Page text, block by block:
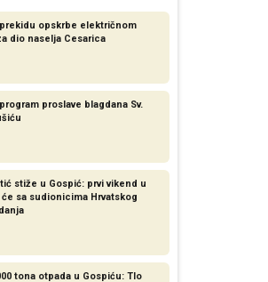
opskrbe električnom
dio naselja Cesarica
proslave blagdana Sv.
stiže u Gospić: prvi vikend u
sa sudionicima Hrvatskog
tona otpada u Gospiću: Tlo